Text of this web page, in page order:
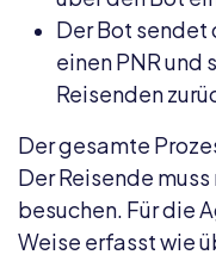
Der Bot sendet
einen PNR
Reisenden
Der gesamte
Der Reisende
besuchen. Für die
Weise erfasst wie